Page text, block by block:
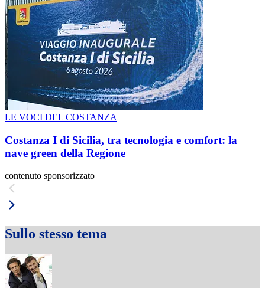
LE VOCI DEL COSTANZA
Costanza I di Sicilia, tra tecnologia e comfort: la
nave green della Regione
contenuto sponsorizzato
Sullo stesso tema